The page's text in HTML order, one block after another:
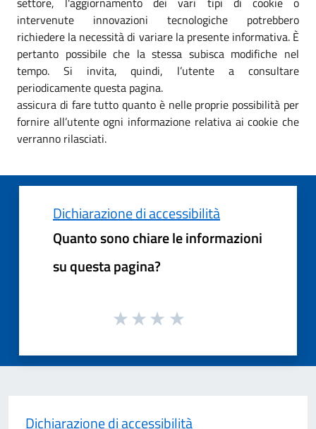
intervenute innovazioni tecnologiche potrebbero
richiedere la necessità di variare la presente informativa. È
pertanto possibile che la stessa subisca modifiche nel
tempo. Si invita, quindi, l’utente a consultare
periodicamente questa pagina.
assicura di fare tutto quanto è nelle proprie possibilità per
fornire all’utente ogni informazione relativa ai cookie che
verranno rilasciati.
Dichiarazione di accessibilità
Quanto sono chiare le informazioni
su questa pagina?
Dichiarazione di accessibilità